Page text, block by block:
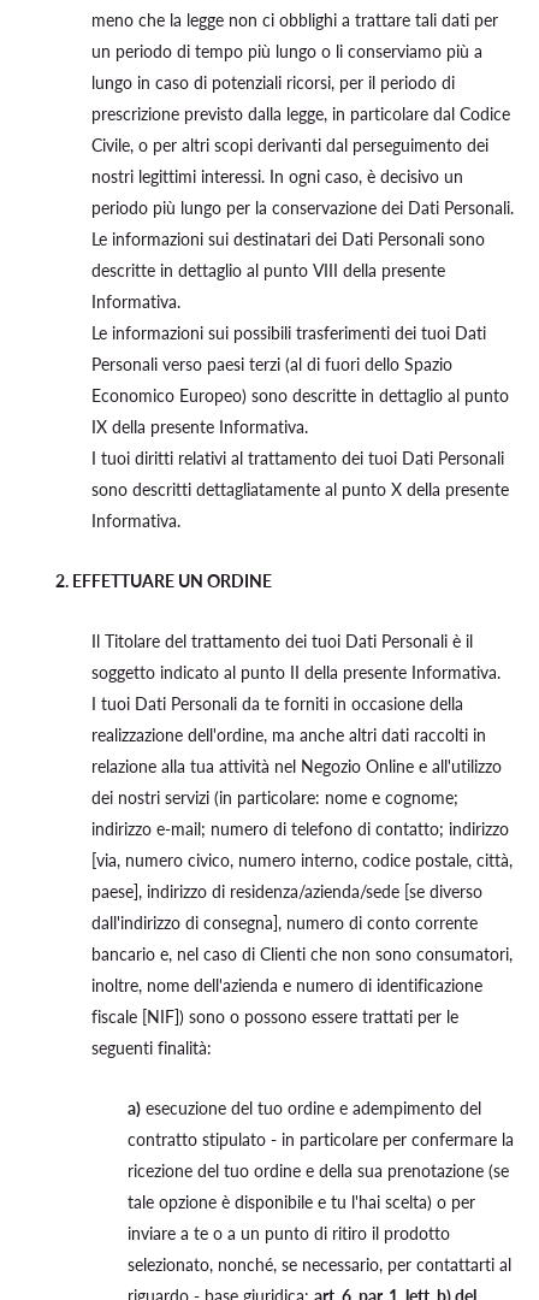
meno che la legge non ci obblighi a trattare tali dati per
un periodo di tempo più lungo o li conserviamo più a
lungo in caso di potenziali ricorsi, per il periodo di
prescrizione previsto dalla legge, in particolare dal Codice
Civile, o per altri scopi derivanti dal perseguimento dei
nostri legittimi interessi. In ogni caso, è decisivo un
periodo più lungo per la conservazione dei Dati Personali.
Le informazioni sui destinatari dei Dati Personali sono
descritte in dettaglio al punto VIII della presente
Informativa.
Le informazioni sui possibili trasferimenti dei tuoi Dati
Personali verso paesi terzi (al di fuori dello Spazio
Economico Europeo) sono descritte in dettaglio al punto
IX della presente Informativa.
I tuoi diritti relativi al trattamento dei tuoi Dati Personali
sono descritti dettagliatamente al punto X della presente
Informativa.
2. EFFETTUARE UN ORDINE
Il Titolare del trattamento dei tuoi Dati Personali è il
soggetto indicato al punto II della presente Informativa.
I tuoi Dati Personali da te forniti in occasione della
realizzazione dell'ordine, ma anche altri dati raccolti in
relazione alla tua attività nel Negozio Online e all'utilizzo
dei nostri servizi (in particolare: nome e cognome;
indirizzo e-mail; numero di telefono di contatto; indirizzo
[via, numero civico, numero interno, codice postale, città,
paese], indirizzo di residenza/azienda/sede [se diverso
dall'indirizzo di consegna], numero di conto corrente
bancario e, nel caso di Clienti che non sono consumatori,
inoltre, nome dell'azienda e numero di identificazione
fiscale [NIF]) sono o possono essere trattati per le
seguenti finalità:
a) esecuzione del tuo ordine e adempimento del
contratto stipulato - in particolare per confermare la
ricezione del tuo ordine e della sua prenotazione (se
tale opzione è disponibile e tu l'hai scelta) o per
inviare a te o a un punto di ritiro il prodotto
selezionato, nonché, se necessario, per contattarti al
riguardo - base giuridica: art. 6, par. 1, lett. b) del